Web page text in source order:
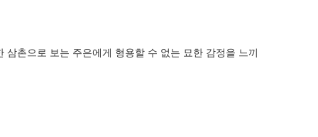
촌으로 보는 주은에게 형용할 수 없는 묘한 감정을 느끼